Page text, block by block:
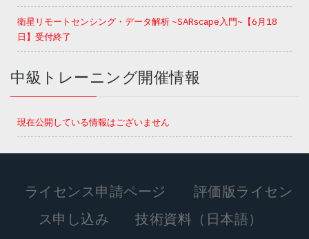
衛星リモートセンシング・データ解析 ~SARscape入門~【6月18
日】受付終了
中級トレーニング開催情報
現在公開している情報はございません
ライセンス申請ページ
評価版ライセン
ス申し込み
技術資料（日本語）